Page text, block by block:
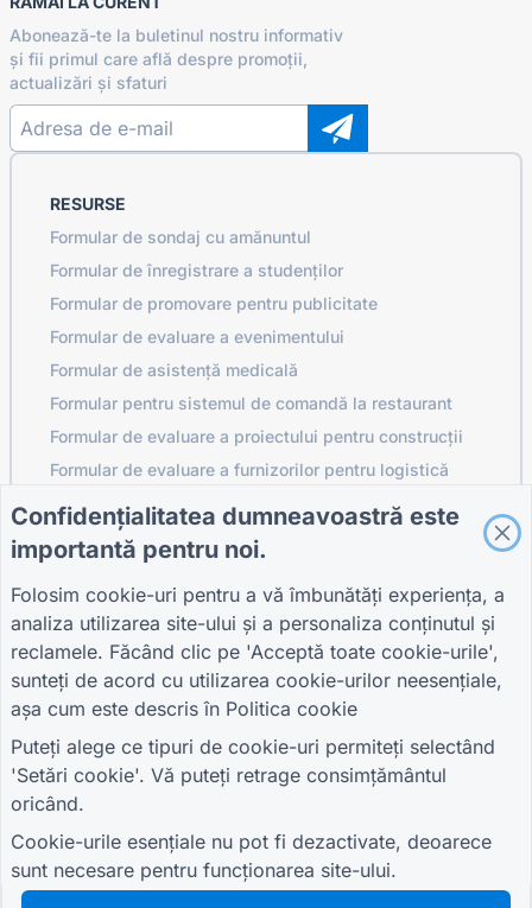
Abonează-te la buletinul nostru informativ
și fii primul care află despre promoții,
actualizări și sfaturi
RESURSE
Formular de sondaj cu amănuntul
Formular de înregistrare a studenților
Formular de promovare pentru publicitate
Formular de evaluare a evenimentului
Formular de asistență medicală
Formular pentru sistemul de comandă la restaurant
Formular de evaluare a proiectului pentru construcții
Formular de evaluare a furnizorilor pentru logistică
Formular de cerere de servicii pentru utilități
Formular de implicare a clienților
ALĂTURAȚI-VĂ COMUNITĂȚII
GHIDURI
Centrul de ajutor
Blog
TIGER FORM Ghid
COMPANIE
Despre noi
Contactaţi-ne
TERMENI
Termeni
Politica de
Confidențialitatea dumneavoastră este
importantă pentru noi.
Folosim cookie-uri pentru a vă îmbunătăți experiența, a
analiza utilizarea site-ului și a personaliza conținutul și
reclamele. Făcând clic pe 'Acceptă toate cookie-urile',
sunteți de acord cu utilizarea cookie-urilor neesențiale,
așa cum este descris în Politica cookie
Puteți alege ce tipuri de cookie-uri permiteți selectând
'Setări cookie'. Vă puteți retrage consimțământul
oricând.
Cookie-urile esențiale nu pot fi dezactivate, deoarece
sunt necesare pentru funcționarea site-ului.